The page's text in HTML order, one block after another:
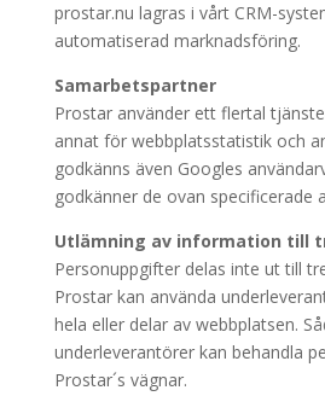
prostar.nu lagras i vårt CRM-
automatiserad marknadsföring.
Samarbetspartner
Prostar använder ett flertal
annat för webbplatsstatistik och
godkänns även Googles
godkänner de ovan specificerade
Utlämning av information till
Personuppgifter delas inte ut till
Prostar kan använda
hela eller delar av webbplatsen.
underleverantörer kan behandla
Prostar´s vägnar.